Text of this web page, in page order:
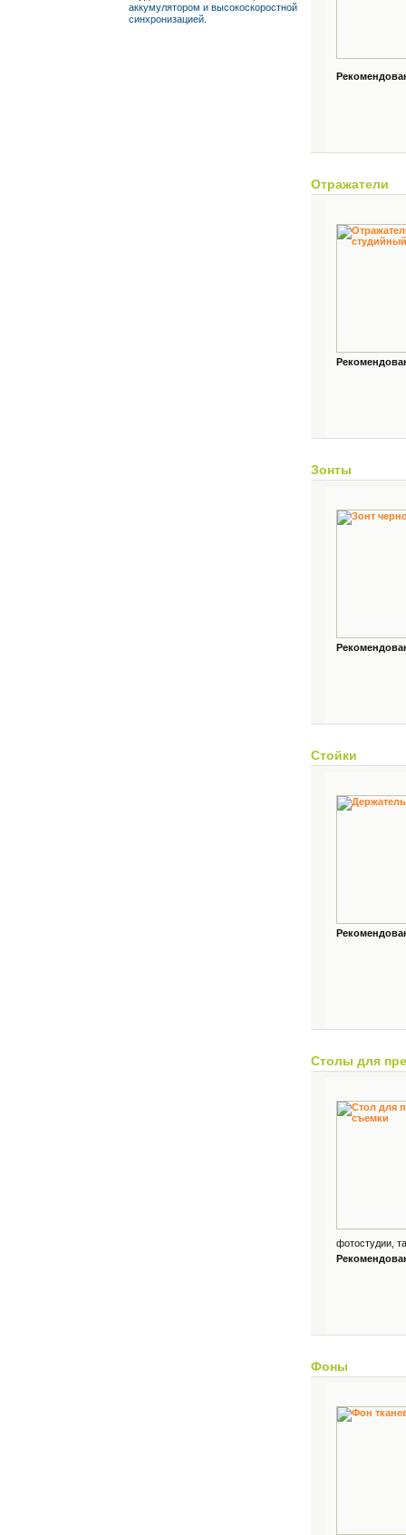
аккумулятором и высокоскоростной
синхронизацией.
Отражатели
Зонты
Стойки
Столы для
фотостудии,
Фоны